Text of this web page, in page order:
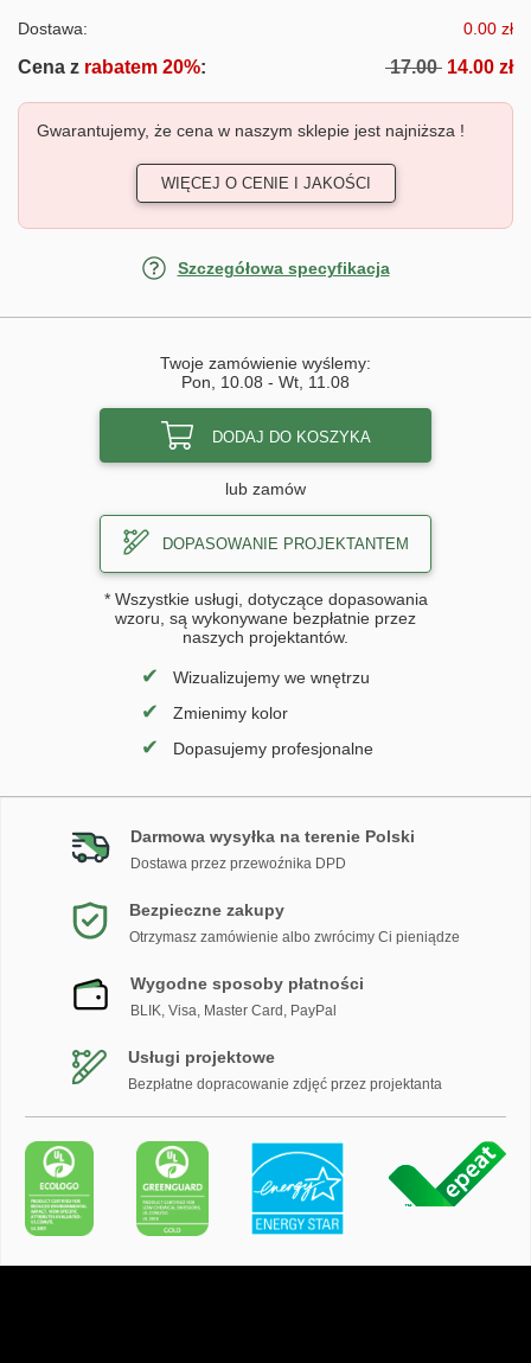
Dostawa: 0.00 zł
Cena z rabatem 20%: 17.00 14.00 zł
Gwarantujemy, że cena w naszym sklepie jest najniższa !
WIĘCEJ O CENIE I JAKOŚCI
Szczegółowa specyfikacja
Twoje zamówienie wyślemy:
Pon, 10.08 - Wt, 11.08
DODAJ DO KOSZYKA
lub zamów
DOPASOWANIE PROJEKTANTEM
* Wszystkie usługi, dotyczące dopasowania
wzoru, są wykonywane bezpłatnie przez
naszych projektantów.
✔ Wizualizujemy we wnętrzu
✔ Zmienimy kolor
✔ Dopasujemy profesjonalne
Darmowa wysyłka na terenie Polski
Dostawa przez przewoźnika DPD
Bezpieczne zakupy
Otrzymasz zamówienie albo zwrócimy Ci pieniądze
Wygodne sposoby płatności
BLIK, Visa, Master Card, PayPal
Usługi projektowe
Bezpłatne dopracowanie zdjęć przez projektanta